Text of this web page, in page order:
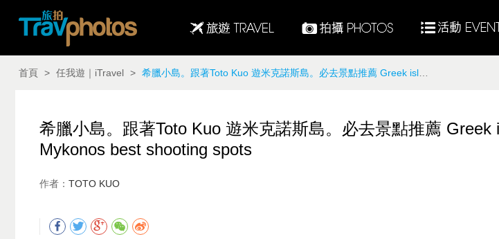
首頁 > 任我遊｜iTravel > 希臘小島。跟著Toto Kuo 遊米克諾斯島。必去景點推薦 Greek island。Mykonos best shooting spots
希臘小島。跟著Toto Kuo 遊米克諾斯島。必去景點推薦 Greek
Mykonos best shooting spots
作者： TOTO KUO